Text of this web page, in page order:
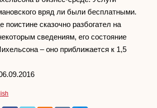
вряд ли были бесплатными.
поистине сказочно разбогател на
сведениям, его состояние
– оно приближается к 1,5